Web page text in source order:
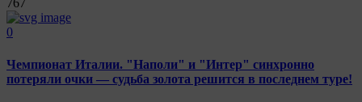
767
0
Чемпионат Италии. "Наполи" и "Интер" синхронно
потеряли очки — судьба золота решится в последнем туре!